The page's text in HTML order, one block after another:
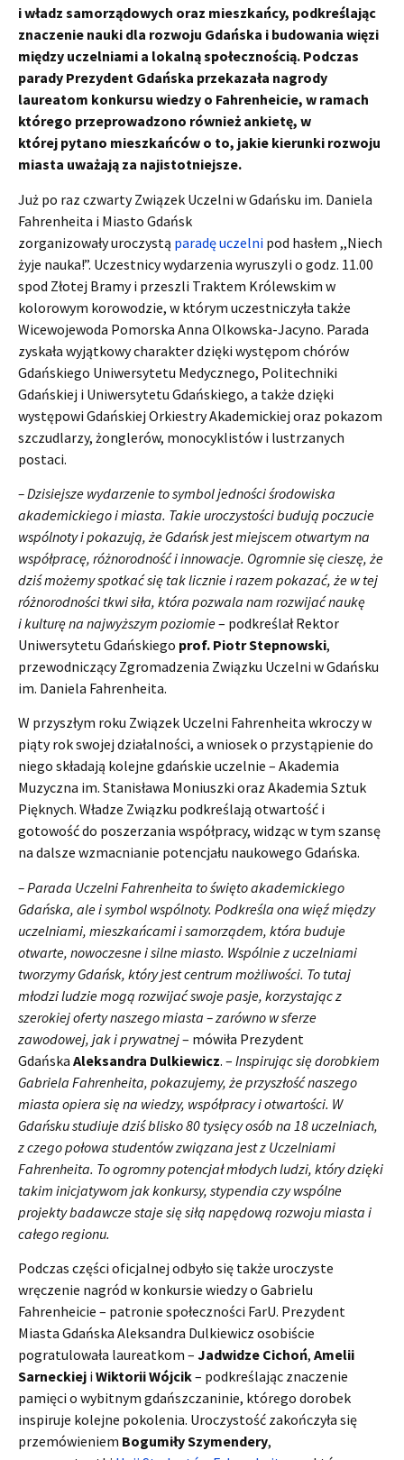
i władz samorządowych oraz mieszkańcy, podkreślając
znaczenie nauki dla rozwoju Gdańska i budowania więzi
między uczelniami a lokalną społecznością. Podczas
parady Prezydent Gdańska przekazała nagrody
laureatom konkursu wiedzy o Fahrenheicie, w ramach
którego przeprowadzono również ankietę, w
której pytano mieszkańców o to, jakie kierunki rozwoju
miasta uważają za najistotniejsze.
Już po raz czwarty Związek Uczelni w Gdańsku im. Daniela
Fahrenheita i Miasto Gdańsk
zorganizowały uroczystą paradę uczelni pod hasłem ,,Niech
żyje nauka!”. Uczestnicy wydarzenia wyruszyli o godz. 11.00
spod Złotej Bramy i przeszli Traktem Królewskim w
kolorowym korowodzie, w którym uczestniczyła także
Wicewojewoda Pomorska Anna Olkowska-Jacyno. Parada
zyskała wyjątkowy charakter dzięki występom chórów
Gdańskiego Uniwersytetu Medycznego, Politechniki
Gdańskiej i Uniwersytetu Gdańskiego, a także dzięki
występowi Gdańskiej Orkiestry Akademickiej oraz pokazom
szczudlarzy, żonglerów, monocyklistów i lustrzanych
postaci.
– Dzisiejsze wydarzenie to symbol jedności środowiska
akademickiego i miasta. Takie uroczystości budują poczucie
wspólnoty i pokazują, że Gdańsk jest miejscem otwartym na
współpracę, różnorodność i innowacje. Ogromnie się cieszę, że
dziś możemy spotkać się tak licznie i razem pokazać, że w tej
różnorodności tkwi siła, która pozwala nam rozwijać naukę
i kulturę na najwyższym poziomie– podkreślał Rektor
Uniwersytetu Gdańskiego prof. Piotr Stepnowski,
przewodniczący Zgromadzenia Związku Uczelni w Gdańsku
im. Daniela Fahrenheita.
W przyszłym roku Związek Uczelni Fahrenheita wkroczy w
piąty rok swojej działalności, a wniosek o przystąpienie do
niego składają kolejne gdańskie uczelnie – Akademia
Muzyczna im. Stanisława Moniuszki oraz Akademia Sztuk
Pięknych. Władze Związku podkreślają otwartość i
gotowość do poszerzania współpracy, widząc w tym szansę
na dalsze wzmacnianie potencjału naukowego Gdańska.
– Parada Uczelni Fahrenheita to święto akademickiego
Gdańska, ale i symbol wspólnoty. Podkreśla ona więź między
uczelniami, mieszkańcami i samorządem, która buduje
otwarte, nowoczesne i silne miasto. Wspólnie z uczelniami
tworzymy Gdańsk, który jest centrum możliwości. To tutaj
młodzi ludzie mogą rozwijać swoje pasje, korzystając z
szerokiej oferty naszego miasta – zarówno w sferze
zawodowej, jak i prywatnej– mówiła Prezydent
Gdańska Aleksandra Dulkiewicz. – Inspirując się dorobkiem
Gabriela Fahrenheita, pokazujemy, że przyszłość naszego
miasta opiera się na wiedzy, współpracy i otwartości. W
Gdańsku studiuje dziś blisko 80 tysięcy osób na 18 uczelniach,
z czego połowa studentów związana jest z Uczelniami
Fahrenheita. To ogromny potencjał młodych ludzi, który dzięki
takim inicjatywom jak konkursy, stypendia czy wspólne
projekty badawcze staje się siłą napędową rozwoju miasta i
całego regionu.
Podczas części oficjalnej odbyło się także uroczyste
wręczenie nagród w konkursie wiedzy o Gabrielu
Fahrenheicie – patronie społeczności FarU. Prezydent
Miasta Gdańska Aleksandra Dulkiewicz osobiście
pogratulowała laureatkom – Jadwidze Cichoń, Amelii
Sarneckiej i Wiktorii Wójcik– podkreślając znaczenie
pamięci o wybitnym gdańszczaninie, którego dorobek
inspiruje kolejne pokolenia. Uroczystość zakończyła się
przemówieniem Bogumiły Szymendery,